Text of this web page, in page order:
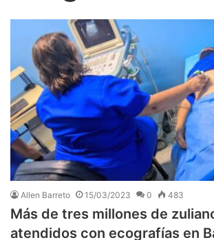
Allen Barreto 15/03/2023 0 483
Más de tres millones de
atendidos con ecografías en